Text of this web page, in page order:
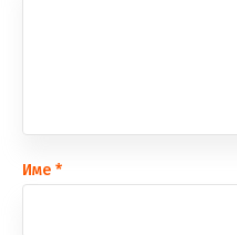
Име *